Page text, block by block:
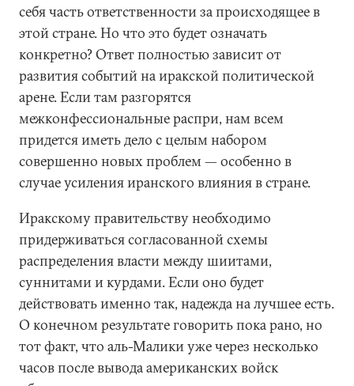
себя часть ответственности за происходящее в
этой стране. Но что это будет означать
конкретно? Ответ полностью зависит от
развития событий на иракской политической
арене. Если там разгорятся
межконфессиональные распри, нам всем
придется иметь дело с целым набором
совершенно новых проблем — особенно в
случае усиления иранского влияния в стране.
Иракскому правительству необходимо
придерживаться согласованной схемы
распределения власти между шиитами,
суннитами и курдами. Если оно будет
действовать именно так, надежда на лучшее есть.
О конечном результате говорить пока рано, но
тот факт, что аль-Малики уже через несколько
часов после вывода американских войск